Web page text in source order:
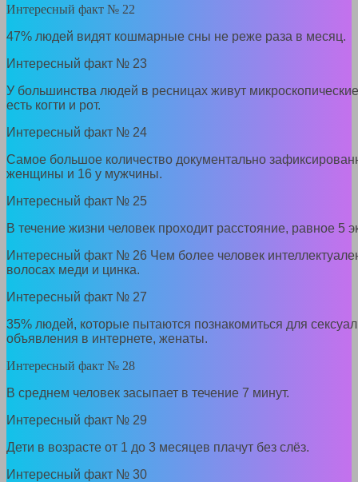
Интересный факт № 22
47% людей видят кошмарные сны не реже раза в месяц.
Интересный факт № 23
У большинства людей в ресницах живут
есть когти и рот.
Интересный факт № 24
Самое большое количество документально
женщины и 16 у мужчины.
Интересный факт № 25
В течение жизни человек проходит расстояние, равное 5
Интересный факт № 26 Чем более человек
волосах меди и цинка.
Интересный факт № 27
35% людей, которые пытаются познакомиться для
объявления в интернете, женаты.
Интересный факт № 28
В среднем человек засыпает в течение 7 минут.
Интересный факт № 29
Дети в возрасте от 1 до 3 месяцев плачут без слёз.
Интересный факт № 30